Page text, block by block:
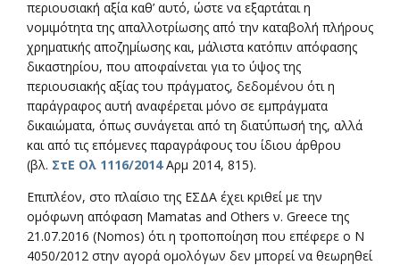
περιουσιακή αξία καθ’ αυτό, ώστε να εξαρτάται η
νομιμότητα της απαλλοτρίωσης από την καταβολή πλήρους
χρηματικής αποζημίωσης και, μάλιστα κατόπιν απόφασης
δικαστηρίου, που αποφαίνεται για το ύψος της
περιουσιακής αξίας του πράγματος, δεδομένου ότι η
παράγραφος αυτή αναφέρεται μόνο σε εμπράγματα
δικαιώματα, όπως συνάγεται από τη διατύπωσή της, αλλά
και από τις επόμενες παραγράφους του ίδιου άρθρου
(βλ. ΣτΕ Ολ 1116/2014Αρμ 2014, 815).
Επιπλέον, στο πλαίσιο της ΕΣΔΑ έχει κριθεί με την
ομόφωνη απόφαση Mamatas and Others ν. Greece της
21.07.2016 (Nomos) ότι η τροποποίηση που επέφερε ο Ν
4050/2012 στην αγορά ομολόγων δεν μπορεί να θεωρηθεί